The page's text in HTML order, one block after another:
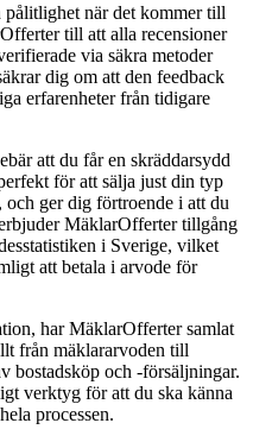
när det kommer till
till att alla recensioner
via säkra metoder
dig om att den feedback
erfarenheter från tidigare
att du får en skräddarsydd
för att sälja just din typ
och ger dig förtroende i att du
MäklarOfferter tillgång
i Sverige, vilket
att betala i arvode för
har MäklarOfferter samlat
från mäklararvoden till
bostadsköp och -försäljningar.
verktyg för att du ska känna
processen.